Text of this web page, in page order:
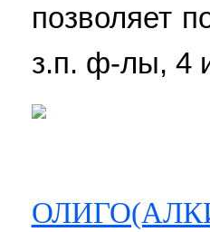
позволяет
з.п. ф-лы, 4